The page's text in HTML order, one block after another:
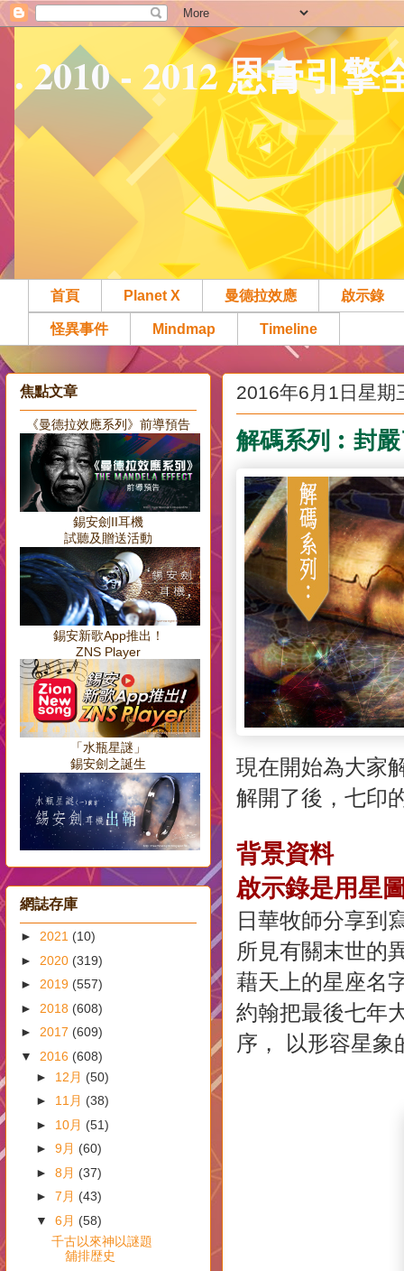
. 2010 - 2012 恩膏引擎
首頁 Planet X 曼德拉效應 啟示錄
怪異事件 Mindmap Timeline
2016年6月1日星期
解碼系列︰封
現在開始為大家
解開了後，七印
背景資料
啟示錄是用星
日華牧師分享到
所見有關末世的
藉天上的星座名
約翰把最後七年
序， 以形容星象
焦點文章
《曼德拉效應系列》前導預告
錫安劍II耳機
試聽及贈送活動
錫安新歌App推出！
ZNS Player
「水瓶星謎」
錫安劍之誕生
網誌存庫
► 2021 (10)
► 2020 (319)
► 2019 (557)
► 2018 (608)
► 2017 (609)
▼ 2016 (608)
► 12月 (50)
► 11月 (38)
► 10月 (51)
► 9月 (60)
► 8月 (37)
► 7月 (43)
▼ 6月 (58)
千古以來神以謎題
舖排歴史